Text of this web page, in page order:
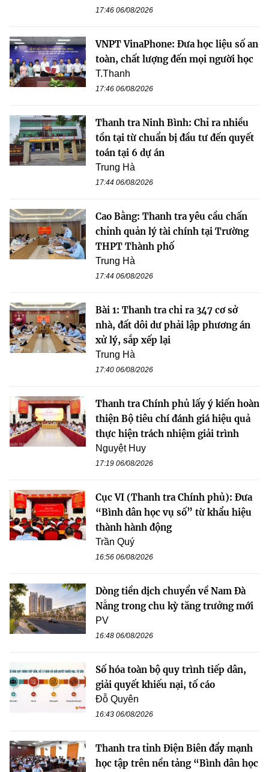
17:46 06/08/2026
VNPT VinaPhone: Đưa học liệu số an
toàn, chất lượng đến mọi người học
T.Thanh
17:46 06/08/2026
Thanh tra Ninh Bình: Chỉ ra nhiều
tồn tại từ chuẩn bị đầu tư đến quyết
toán tại 6 dự án
Trung Hà
17:44 06/08/2026
Cao Bằng: Thanh tra yêu cầu chấn
chỉnh quản lý tài chính tại Trường
THPT Thành phố
Trung Hà
17:44 06/08/2026
Bài 1: Thanh tra chỉ ra 347 cơ sở
nhà, đất dôi dư phải lập phương án
xử lý, sắp xếp lại
Trung Hà
17:40 06/08/2026
Thanh tra Chính phủ lấy ý kiến hoàn
thiện Bộ tiêu chí đánh giá hiệu quả
thực hiện trách nhiệm giải trình
Nguyệt Huy
17:19 06/08/2026
Cục VI (Thanh tra Chính phủ): Đưa
“Bình dân học vụ số” từ khẩu hiệu
thành hành động
Trần Quý
16:56 06/08/2026
Dòng tiền dịch chuyển về Nam Đà
Nẵng trong chu kỳ tăng trưởng mới
PV
16:48 06/08/2026
Số hóa toàn bộ quy trình tiếp dân,
giải quyết khiếu nại, tố cáo
Đỗ Quyên
16:43 06/08/2026
Thanh tra tỉnh Điện Biên đẩy mạnh
học tập trên nền tảng “Bình dân học